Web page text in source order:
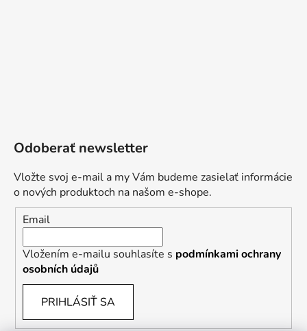
Odoberať newsletter
Vložte svoj e-mail a my Vám budeme zasielať informácie
o nových produktoch na našom e-shope.
Email
Vložením e-mailu souhlasíte s podmínkami ochrany
osobních údajů
PRIHLÁSIŤ SA